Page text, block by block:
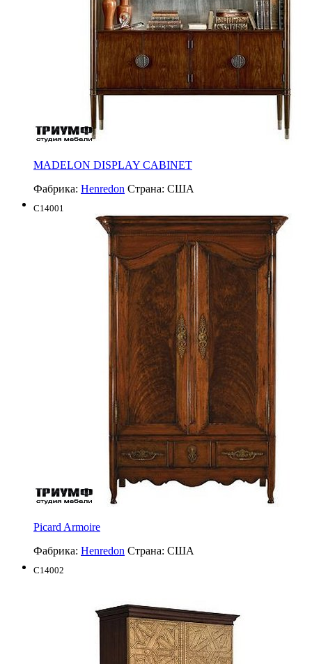
MADELON DISPLAY CABINET
Фабрика: Henredon Страна: США
C14001
Picard Armoire
Фабрика: Henredon Страна: США
C14002